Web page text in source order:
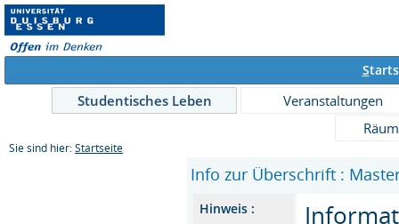
S
Studentisches Leben
Veranstaltungen
Sie sind hier: Startseite
Info zur Überschrift :
Hinweis :